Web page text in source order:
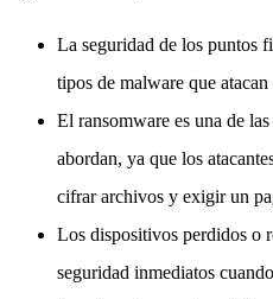
La seguridad de los puntos
tipos de malware que
El ransomware es una de
abordan, ya que los
cifrar archivos y exigir un
Los dispositivos perdidos o
seguridad inmediatos